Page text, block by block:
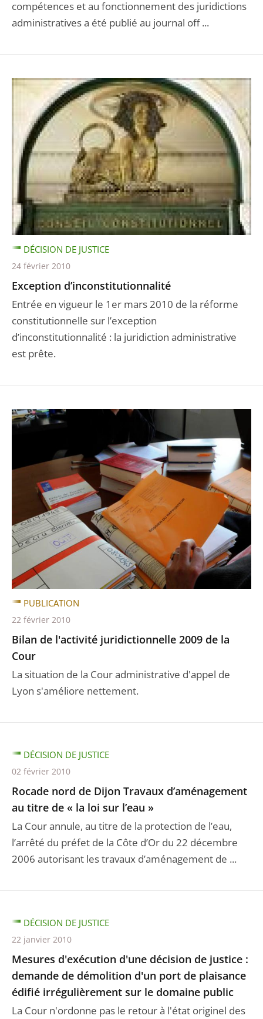
compétences et au fonctionnement des juridictions
administratives a été publié au journal off ...
Exception d’inconstitutionnalité
Entrée en vigueur le 1er mars 2010 de la réforme
constitutionnelle sur l’exception
d’inconstitutionnalité : la juridiction administrative
est prête.
DÉCISION DE JUSTICE
24 février 2010
Bilan de l'activité juridictionnelle 2009 de la
Cour
La situation de la Cour administrative d'appel de
Lyon s'améliore nettement.
PUBLICATION
22 février 2010
Rocade nord de Dijon Travaux d’aménagement
au titre de « la loi sur l’eau »
La Cour annule, au titre de la protection de l’eau,
l’arrêté du préfet de la Côte d’Or du 22 décembre
2006 autorisant les travaux d’aménagement de ...
DÉCISION DE JUSTICE
02 février 2010
Mesures d'exécution d'une décision de justice :
demande de démolition d'un port de plaisance
édifié irrégulièrement sur le domaine public
La Cour n'ordonne pas le retour à l'état originel des
DÉCISION DE JUSTICE
22 janvier 2010